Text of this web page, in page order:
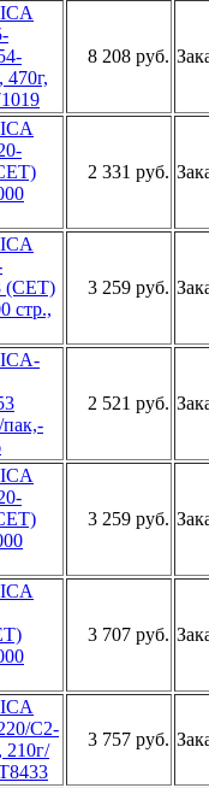
8 208 руб.
2 331 руб.
(­CET)
стр­.,
3 259 руб.
пак,­
2 521 руб.
3 259 руб.
3 707 руб.
C2­
­210г/
3 757 руб.